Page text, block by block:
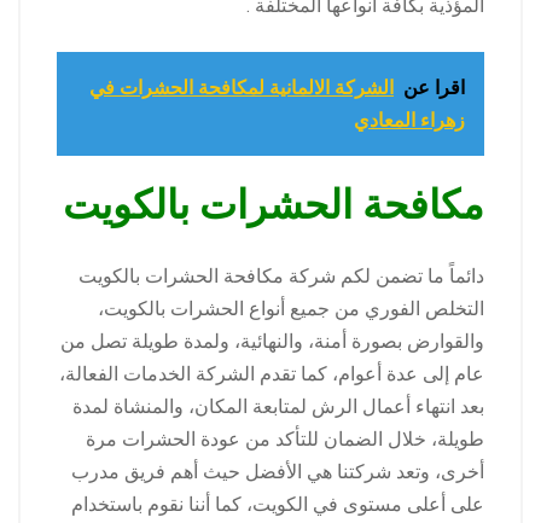
المؤذية بكافة أنواعها المختلفة .
اقرا عن الشركة الالمانية لمكافحة الحشرات في
زهراء المعادي
مكافحة الحشرات بالكويت
دائماً ما تضمن لكم شركة مكافحة الحشرات بالكويت
التخلص الفوري من جميع أنواع الحشرات بالكويت،
والقوارض بصورة أمنة، والنهائية، ولمدة طويلة تصل من
عام إلى عدة أعوام، كما تقدم الشركة الخدمات الفعالة،
بعد انتهاء أعمال الرش لمتابعة المكان، والمنشاة لمدة
طويلة، خلال الضمان للتأكد من عودة الحشرات مرة
أخرى، وتعد شركتنا هي الأفضل حيث أهم فريق مدرب
على أعلى مستوى في الكويت، كما أننا نقوم باستخدام